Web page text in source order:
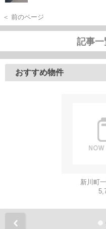
＜ 前のページ
記事
おすすめ物件
新川町